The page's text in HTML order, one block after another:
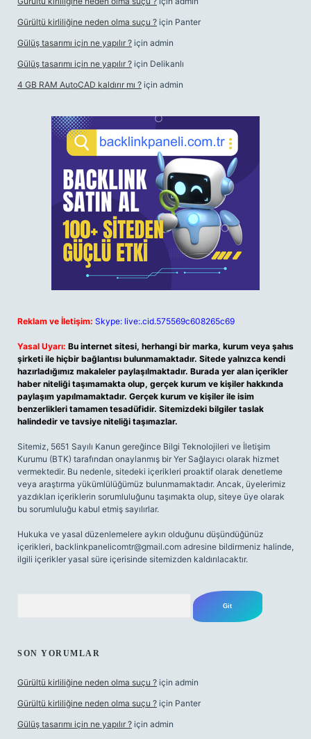
Gürültü kirliliğine neden olma suçu ? için Panter
Gülüş tasarımı için ne yapılır ? için admin
Gülüş tasarımı için ne yapılır ? için Delikanlı
4 GB RAM AutoCAD kaldırır mı ? için admin
Reklam ve İletişim: Skype: live:.cid.575569c608265c69
Yasal Uyarı: Bu internet sitesi, herhangi bir marka, kurum veya şahıs
şirketi ile hiçbir bağlantısı bulunmamaktadır. Sitede yalnızca kendi
hazırladığımız makaleler paylaşılmaktadır. Burada yer alan içerikler
haber niteliği taşımamakta olup, gerçek kurum ve kişiler hakkında
paylaşım yapılmamaktadır. Gerçek kurum ve kişiler ile isim
benzerlikleri tamamen tesadüfidir. Sitemizdeki bilgiler taslak
halindedir ve tavsiye niteliği taşımazlar.
Sitemiz, 5651 Sayılı Kanun gereğince Bilgi Teknolojileri ve İletişim
Kurumu (BTK) tarafından onaylanmış bir Yer Sağlayıcı olarak hizmet
vermektedir. Bu nedenle, sitedeki içerikleri proaktif olarak denetleme
veya araştırma yükümlülüğümüz bulunmamaktadır. Ancak, üyelerimiz
yazdıkları içeriklerin sorumluluğunu taşımakta olup, siteye üye olarak
bu sorumluluğu kabul etmiş sayılırlar.
Hukuka ve yasal düzenlemelere aykırı olduğunu düşündüğünüz
içerikleri, backlinkpanelicomtr@gmail.com adresine bildirmeniz halinde,
ilgili içerikler yasal süre içerisinde sitemizden kaldırılacaktır.
SON YORUMLAR
Gürültü kirliliğine neden olma suçu ? için admin
Gürültü kirliliğine neden olma suçu ? için Panter
Gülüş tasarımı için ne yapılır ? için admin